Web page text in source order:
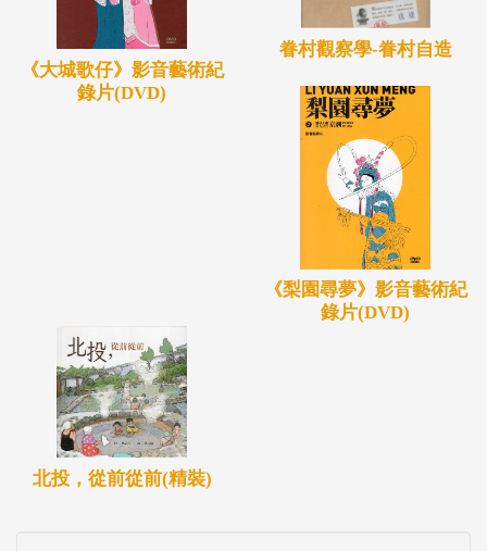
《大城歌仔》影音藝術紀
錄片(DVD)
眷村觀察學-眷村自造
《梨園尋夢》影音藝術紀
錄片(DVD)
北投，從前從前(精裝)